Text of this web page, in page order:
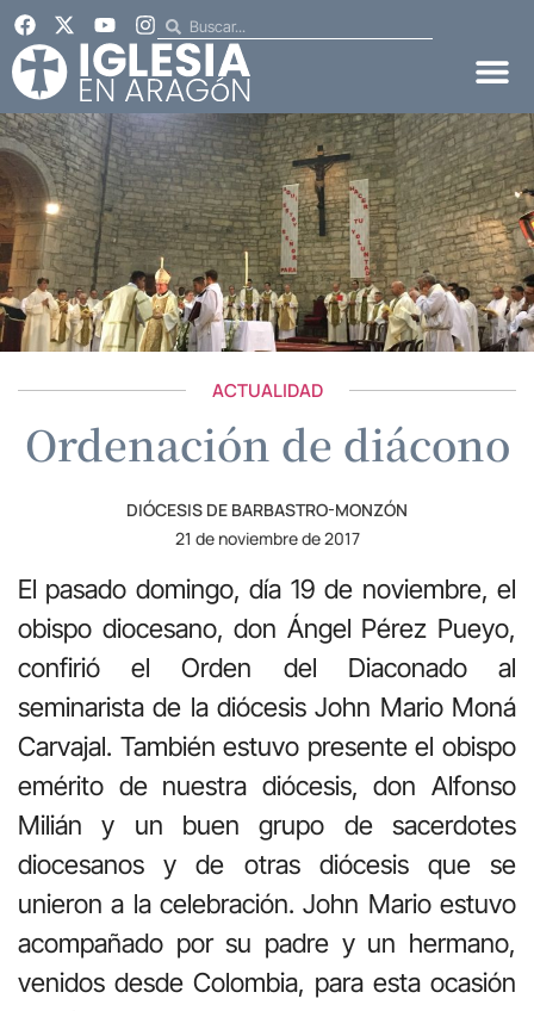
ACTUALIDAD
Ordenación de diácono
DIÓCESIS DE BARBASTRO-MONZÓN
21 de noviembre de 2017
El pasado domingo, día 19 de noviembre, el
obispo diocesano, don Ángel Pérez Pueyo,
confirió el Orden del Diaconado al
seminarista de la diócesis John Mario Moná
Carvajal. También estuvo presente el obispo
emérito de nuestra diócesis, don Alfonso
Milián y un buen grupo de sacerdotes
diocesanos y de otras diócesis que se
unieron a la celebración. John Mario estuvo
acompañado por su padre y un hermano,
venidos desde Colombia, para esta ocasión